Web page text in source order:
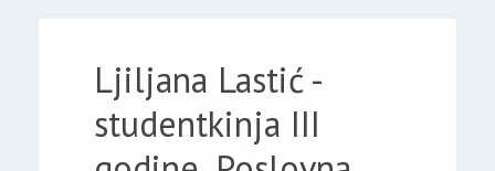
Ljiljana Lastić -
studentkinja III